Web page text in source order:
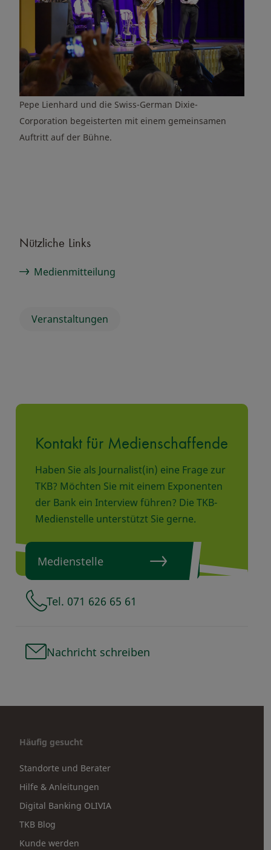
Pepe Lienhard und die Swiss-German Dixie-
Corporation begeisterten mit einem gemeinsamen
Auftritt auf der Bühne.
Nützliche Links
Medienmitteilung
Veranstaltungen
Kontakt für Medienschaffende
Haben Sie als Journalist(in) eine Frage zur
TKB? Möchten Sie mit einem Exponenten
der Bank ein Interview führen? Die TKB-
Medienstelle unterstützt Sie gerne.
Medienstelle
Tel. 071 626 65 61
Nachricht schreiben
Häufig gesucht
Standorte und Berater
Hilfe & Anleitungen
Digital Banking OLIVIA
TKB Blog
Kunde werden